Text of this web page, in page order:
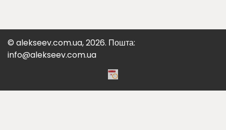
© alekseev.com.ua, 2026. Пошта:
info@alekseev.com.ua